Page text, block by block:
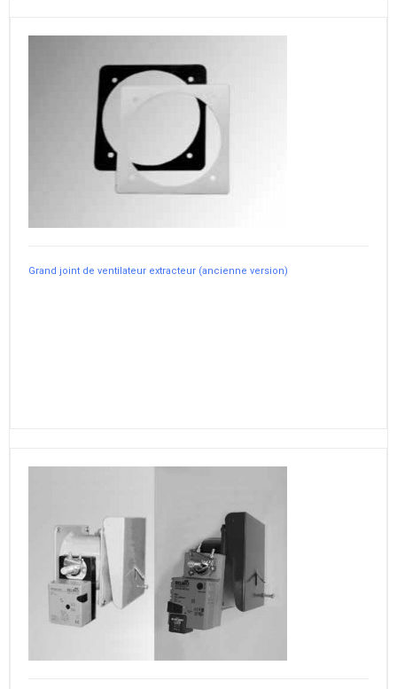
Grand joint de ventilateur extracteur (ancienne version)